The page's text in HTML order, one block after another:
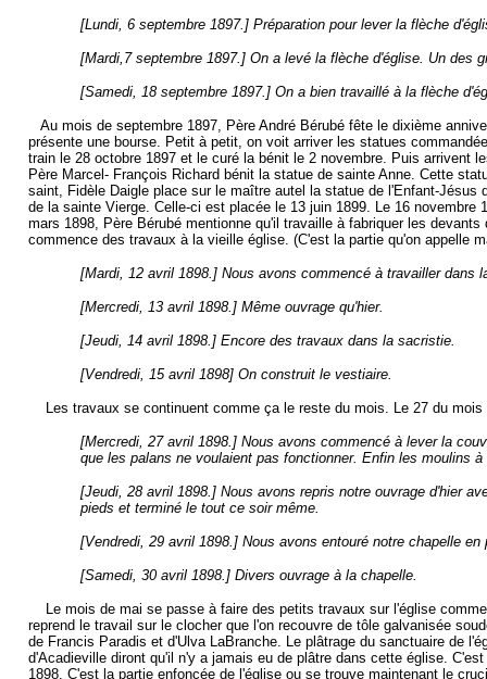
[Lundi, 6 septembre 1897.] Préparation pour lever la flèche
[Mardi,7 septembre 1897.] On a levé la flèche d'église. Un des
[Samedi, 18 septembre 1897.] On a bien travaillé à la flèche
Au mois de septembre 1897, Père André Bérubé fête le dixième
présente une bourse. Petit à petit, on voit arriver les statues
train le 28 octobre 1897 et le curé la bénit le 2 novembre. Puis arrivent
Père Marcel- François Richard bénit la statue de sainte Anne. Cette
saint, Fidèle Daigle place sur le maître autel la statue de l'Enfant-
de la sainte Vierge. Celle-ci est placée le 13 juin 1899. Le 16
mars 1898, Père Bérubé mentionne qu'il travaille à fabriquer les
commence des travaux à la vieille église. (C'est la partie qu'on appelle
[Mardi, 12 avril 1898.] Nous avons commencé à travailler dans
[Mercredi, 13 avril 1898.] Même ouvrage qu'hier.
[Jeudi, 14 avril 1898.] Encore des travaux dans la sacristie.
[Vendredi, 15 avril 1898] On construit le vestiaire.
Les travaux se continuent comme ça le reste du mois. Le 27 du
[Mercredi, 27 avril 1898.] Nous avons commencé à lever la
que les palans ne voulaient pas fonctionner. Enfin les moulins
[Jeudi, 28 avril 1898.] Nous avons repris notre ouvrage d'hier
pieds et terminé le tout ce soir même.
[Vendredi, 29 avril 1898.] Nous avons entouré notre chapelle en
[Samedi, 30 avril 1898.] Divers ouvrage à la chapelle.
Le mois de mai se passe à faire des petits travaux sur l'église
reprend le travail sur le clocher que l'on recouvre de tôle galvanisée
de Francis Paradis et d'Ulva LaBranche. Le plâtrage du sanctuaire de
d'Acadieville diront qu'il n'y a jamais eu de plâtre dans cette église.
1898. C'est la partie enfoncée de l'église ou se trouve maintenant le